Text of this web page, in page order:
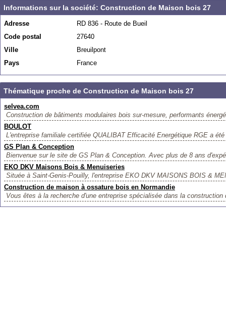
Informations sur la société: Construction de Maison bois 27
Adresse
RD 836 - Route de Bueil
Code postal
27640
Ville
Breuilpont
Pays
France
Thématique proche de Construction de Maison bois 27
selvea.com
Construction de bâtiments modulaires bois sur-mesure, performants
BOULOT
L'entreprise familiale certifiée QUALIBAT Efficacité Energétique RGE a
GS Plan & Conception
Bienvenue sur le site de GS Plan & Conception. Avec plus de 8 ans
EKO DKV Maisons Bois & Menuiseries
Située à Saint-Genis-Pouilly, l'entreprise EKO DKV MAISONS BOIS &
Construction de maison à ossature bois en Normandie
Vous êtes à la recherche d'une entreprise spécialisée dans la construction